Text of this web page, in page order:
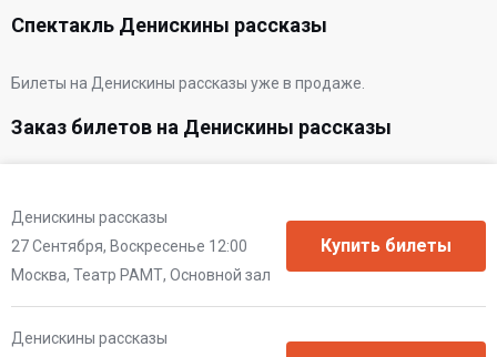
Спектакль Денискины рассказы
Билеты на Денискины рассказы уже в продаже.
Заказ билетов на Денискины рассказы
Денискины рассказы
27 Сентября, Воскресенье 12:00
Москва, Театр РАМТ, Основной зал
Денискины рассказы